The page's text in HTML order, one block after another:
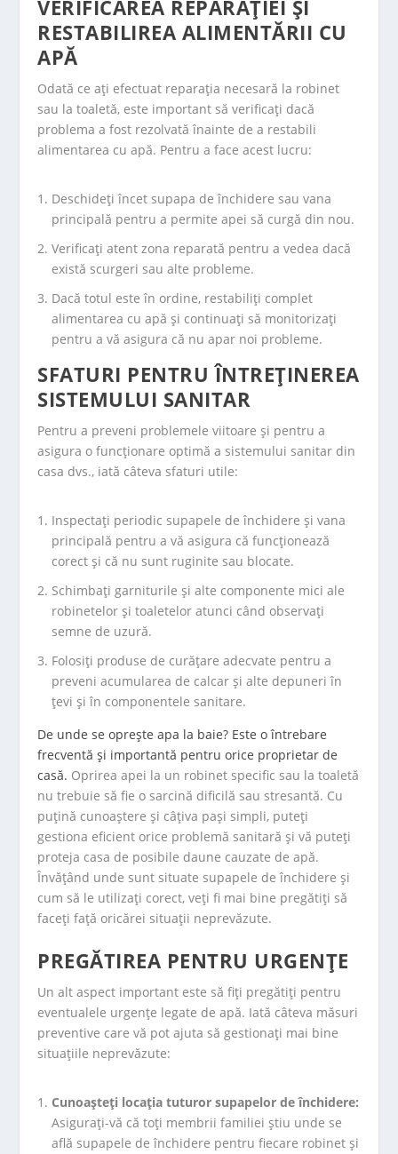
VERIFICAREA REPARAȚIEI ȘI
RESTABILIREA ALIMENTĂRII CU
APĂ
Odată ce ați efectuat reparația necesară la robinet
sau la toaletă, este important să verificați dacă
problema a fost rezolvată înainte de a restabili
alimentarea cu apă. Pentru a face acest lucru:
Deschideți încet supapa de închidere sau vana
principală pentru a permite apei să curgă din nou.
Verificați atent zona reparată pentru a vedea dacă
există scurgeri sau alte probleme.
Dacă totul este în ordine, restabiliți complet
alimentarea cu apă și continuați să monitorizați
pentru a vă asigura că nu apar noi probleme.
SFATURI PENTRU ÎNTREȚINEREA
SISTEMULUI SANITAR
Pentru a preveni problemele viitoare și pentru a
asigura o funcționare optimă a sistemului sanitar din
casa dvs., iată câteva sfaturi utile:
Inspectați periodic supapele de închidere și vana
principală pentru a vă asigura că funcționează
corect și că nu sunt ruginite sau blocate.
Schimbați garniturile și alte componente mici ale
robinetelor și toaletelor atunci când observați
semne de uzură.
Folosiți produse de curățare adecvate pentru a
preveni acumularea de calcar și alte depuneri în
țevi și în componentele sanitare.
De unde se oprește apa la baie? Este o întrebare
frecventă și importantă pentru orice proprietar de
casă. Oprirea apei la un robinet specific sau la toaletă
nu trebuie să fie o sarcină dificilă sau stresantă. Cu
puțină cunoaștere și câțiva pași simpli, puteți
gestiona eficient orice problemă sanitară și vă puteți
proteja casa de posibile daune cauzate de apă.
Învățând unde sunt situate supapele de închidere și
cum să le utilizați corect, veți fi mai bine pregătiți să
faceți față oricărei situații neprevăzute.
PREGĂTIREA PENTRU URGENȚE
Un alt aspect important este să fiți pregătiți pentru
eventualele urgențe legate de apă. Iată câteva măsuri
preventive care vă pot ajuta să gestionați mai bine
situațiile neprevăzute:
Cunoașteți locația tuturor supapelor de închidere:
Asigurați-vă că toți membrii familiei știu unde se
află supapele de închidere pentru fiecare robinet și